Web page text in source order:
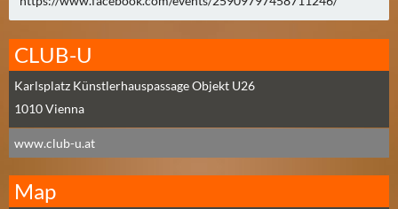
U
B
E
R
M
O
R
G
E
CLUB-U
Karlsplatz Künstlerhauspassage Objekt U26
1010Vienna
www.club-u.at
Map